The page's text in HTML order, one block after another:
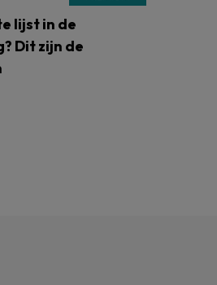
lijst in de
Dit zijn de